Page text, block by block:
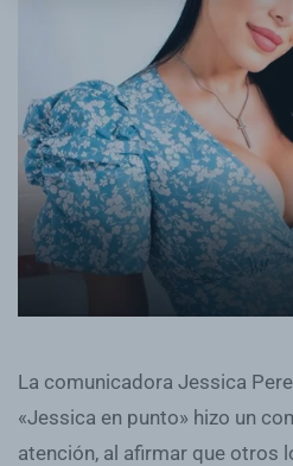
La comunicadora Jessica
«Jessica en punto» hizo un
atención, al afirmar que otros